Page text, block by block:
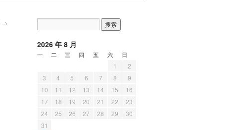
→
2026 年 8 月
一 二 三 四 五 六 日
1
2
3
4 5 6 7 8
9
10
11 12 13 14 15
16
17
18 19 20 21 22
23
24
25 26 27 28 29
30
31